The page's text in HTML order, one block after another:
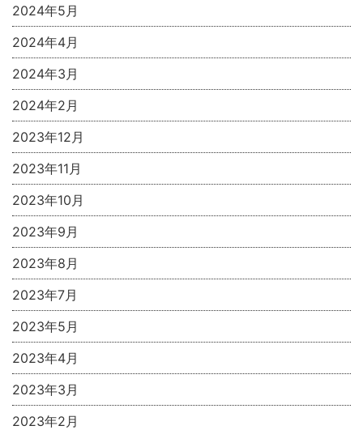
2024年5月
2024年4月
2024年3月
2024年2月
2023年12月
2023年11月
2023年10月
2023年9月
2023年8月
2023年7月
2023年5月
2023年4月
2023年3月
2023年2月